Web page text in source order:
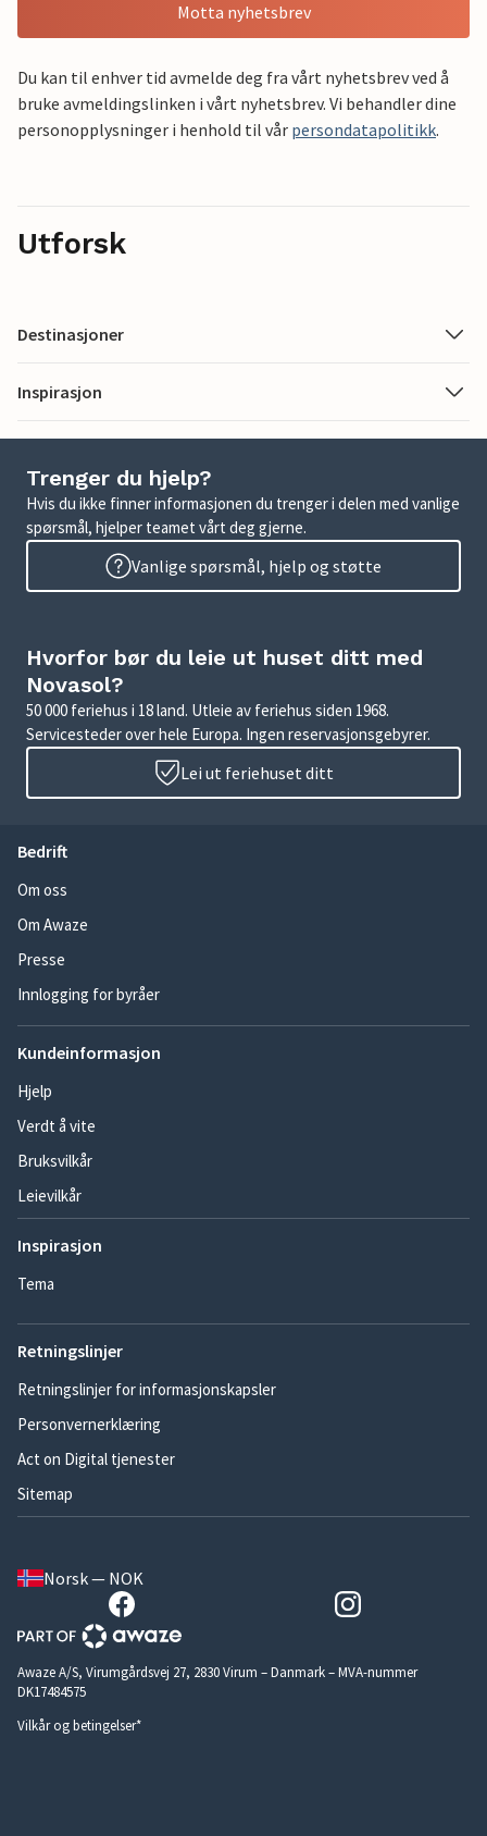
Motta nyhetsbrev
Du kan til enhver tid avmelde deg fra vårt nyhetsbrev ved å
bruke avmeldingslinken i vårt nyhetsbrev. Vi behandler dine
personopplysninger i henhold til vår persondatapolitikk.
Utforsk
Destinasjoner
Inspirasjon
Trenger du hjelp?
Hvis du ikke finner informasjonen du trenger i delen med vanlige
spørsmål, hjelper teamet vårt deg gjerne.
Vanlige spørsmål, hjelp og støtte
Hvorfor bør du leie ut huset ditt med
Novasol?
50 000 feriehus i 18 land. Utleie av feriehus siden 1968.
Servicesteder over hele Europa. Ingen reservasjonsgebyrer.
Lei ut feriehuset ditt
Bedrift
Om oss
Om Awaze
Presse
Innlogging for byråer
Kundeinformasjon
Hjelp
Verdt å vite
Bruksvilkår
Leievilkår
Inspirasjon
Tema
Retningslinjer
Retningslinjer for informasjonskapsler
Personvernerklæring
Act on Digital tjenester
Sitemap
Norsk — NOK
Awaze A/S, Virumgårdsvej 27, 2830 Virum – Danmark – MVA-nummer
DK17484575
Vilkår og betingelser*